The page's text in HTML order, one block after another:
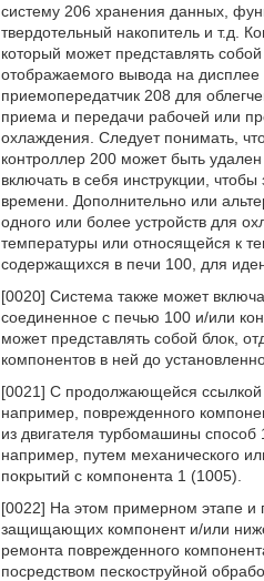
систему 206 хранения данных,
твердотельный накопитель и т.д.
который может представлять
отображаемого вывода на
приемопередатчик 208 для
приема и передачи рабочей или
охлаждения. Следует понимать,
контроллер 200 может быть
включать в себя инструкции,
времени. Дополнительно или
одного или более устройств для
температуры или относящейся к
содержащихся в печи 100, для
[0020] Система также может
соединенное с печью 100 и/или
может представлять собой блок,
компонентов в ней до
[0021] С продолжающейся ссылкой
например, поврежденного
из двигателя турбомашины способ
например, путем механического
покрытий с компонента 1 (1005).
[0022] На этом примерном этапе и
защищающих компонент и/или
ремонта поврежденного
посредством пескоструйной